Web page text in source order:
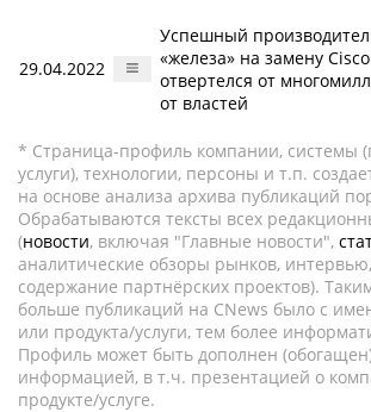
29.04.2022
Успешный
«железа» на замену
отвертелся от
от властей
* Страница-профиль компании, системы
услуги), технологии, персоны и т.п.
на основе анализа архива публикаций
Обрабатываются тексты всех
(новости, включая "Главные новости",
аналитические обзоры рынков,
содержание партнёрских проектов).
больше публикаций на CNews было с
или продукта/услуги, тем более
Профиль может быть дополнен
информацией, в т.ч. презентацией о
продукте/услуге.